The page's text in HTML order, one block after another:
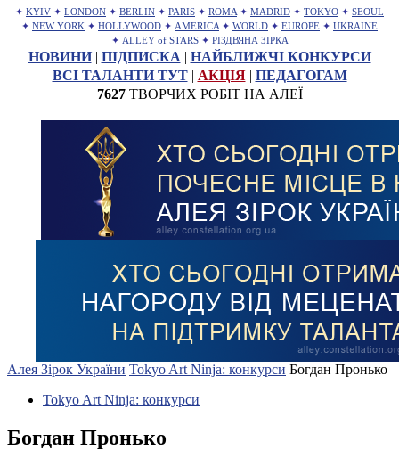
✦ KYIV ✦ LONDON ✦ BERLIN ✦ PARIS ✦ ROMA ✦ MADRID ✦ TOKYO ✦ SEOUL
✦ NEW YORK ✦ HOLLYWOOD ✦ AMERICA ✦ WORLD ✦ EUROPE ✦ UKRAINE
✦ ALLEY of STARS ✦ РІЗДВЯНА ЗІРКА
НОВИНИ| ПІДПИСКА | НАЙБЛИЖЧІ КОНКУРСИ
ВСІ ТАЛАНТИ ТУТ| АКЦІЯ| ПЕДАГОГАМ
7627ТВОРЧИХ РОБІТ НА АЛЕЇ
Алея Зірок України Tokyo Art Ninja: конкурси Богдан Пронько
Tokyo Art Ninja: конкурси
Богдан Пронько